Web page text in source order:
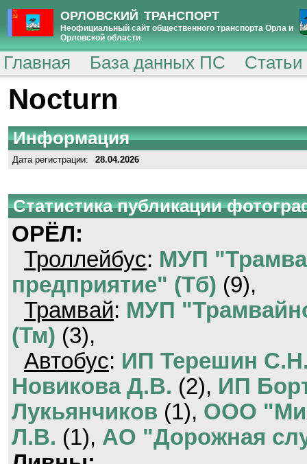
ОРЛОВСКИЙ ТРАНСПОРТ
Неофициальный сайт общественного транспорта Орла и
Орловской области
Главная База данных ПС
Nocturn
Информация
Дата регистрации: 28.04.2026
Статистика публикации
ОРЁЛ:
Троллейбус: МУП
предприятие" (Тб) (9),
Трамвай: МУП
(Тм) (3),
Автобус: ИП Терешин
Новикова Д.В. (2), ИП
Лукьянчиков (1), ООО
Л.В. (1), АО "Дорожная